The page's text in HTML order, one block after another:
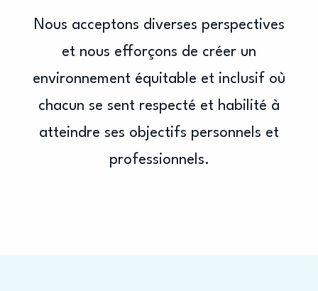
Nous acceptons diverses perspectives
et nous efforçons de créer un
environnement équitable et inclusif où
chacun se sent respecté et habilité à
atteindre ses objectifs personnels et
professionnels.